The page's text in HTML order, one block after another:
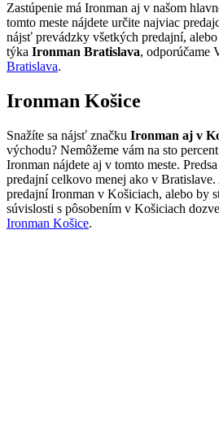
Zastúpenie má Ironman aj v našom
tomto meste nájdete určite najviac
nájsť prevádzky všetkých predajní,
týka Ironman Bratislava, odporúčame
Bratislava.
Ironman Košice
Snažíte sa nájsť značku Ironman aj v
východu? Nemôžeme vám na sto
Ironman nájdete aj v tomto meste.
predajní celkovo menej ako v
predajní Ironman v Košiciach, alebo by
súvislosti s pôsobením v Košiciach
Ironman Košice.